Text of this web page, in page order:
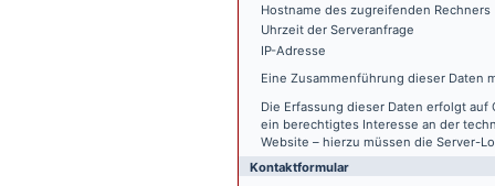
Hostname des zugreifenden Rechners
Uhrzeit der Serveranfrage
IP-Adresse
Eine Zusammenführung dieser Daten
Die Erfassung dieser Daten erfolgt auf
ein berechtigtes Interesse an der
Website – hierzu müssen die Server-
Kontaktformular